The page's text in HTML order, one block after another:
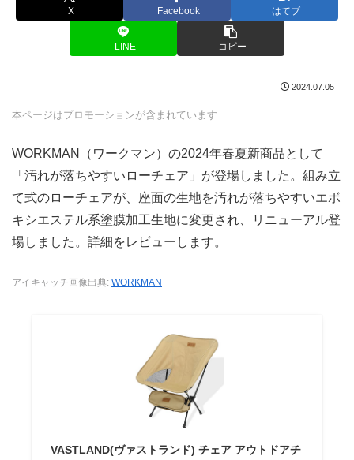
X Facebook はてブ
LINE コピー
2024.07.05
本ページはプロモーションが含まれています
WORKMAN（ワークマン）の2024年春夏新商品として
「汚れが落ちやすいローチェア」が登場しました。組み立
て式のローチェアが、座面の生地を汚れが落ちやすいエボ
キシエステル系塗膜加工生地に変更され、リニューアル登
場しました。詳細をレビューします。
アイキャッチ画像出典: WORKMAN
VASTLAND(ヴァストランド) チェア アウトドアチ